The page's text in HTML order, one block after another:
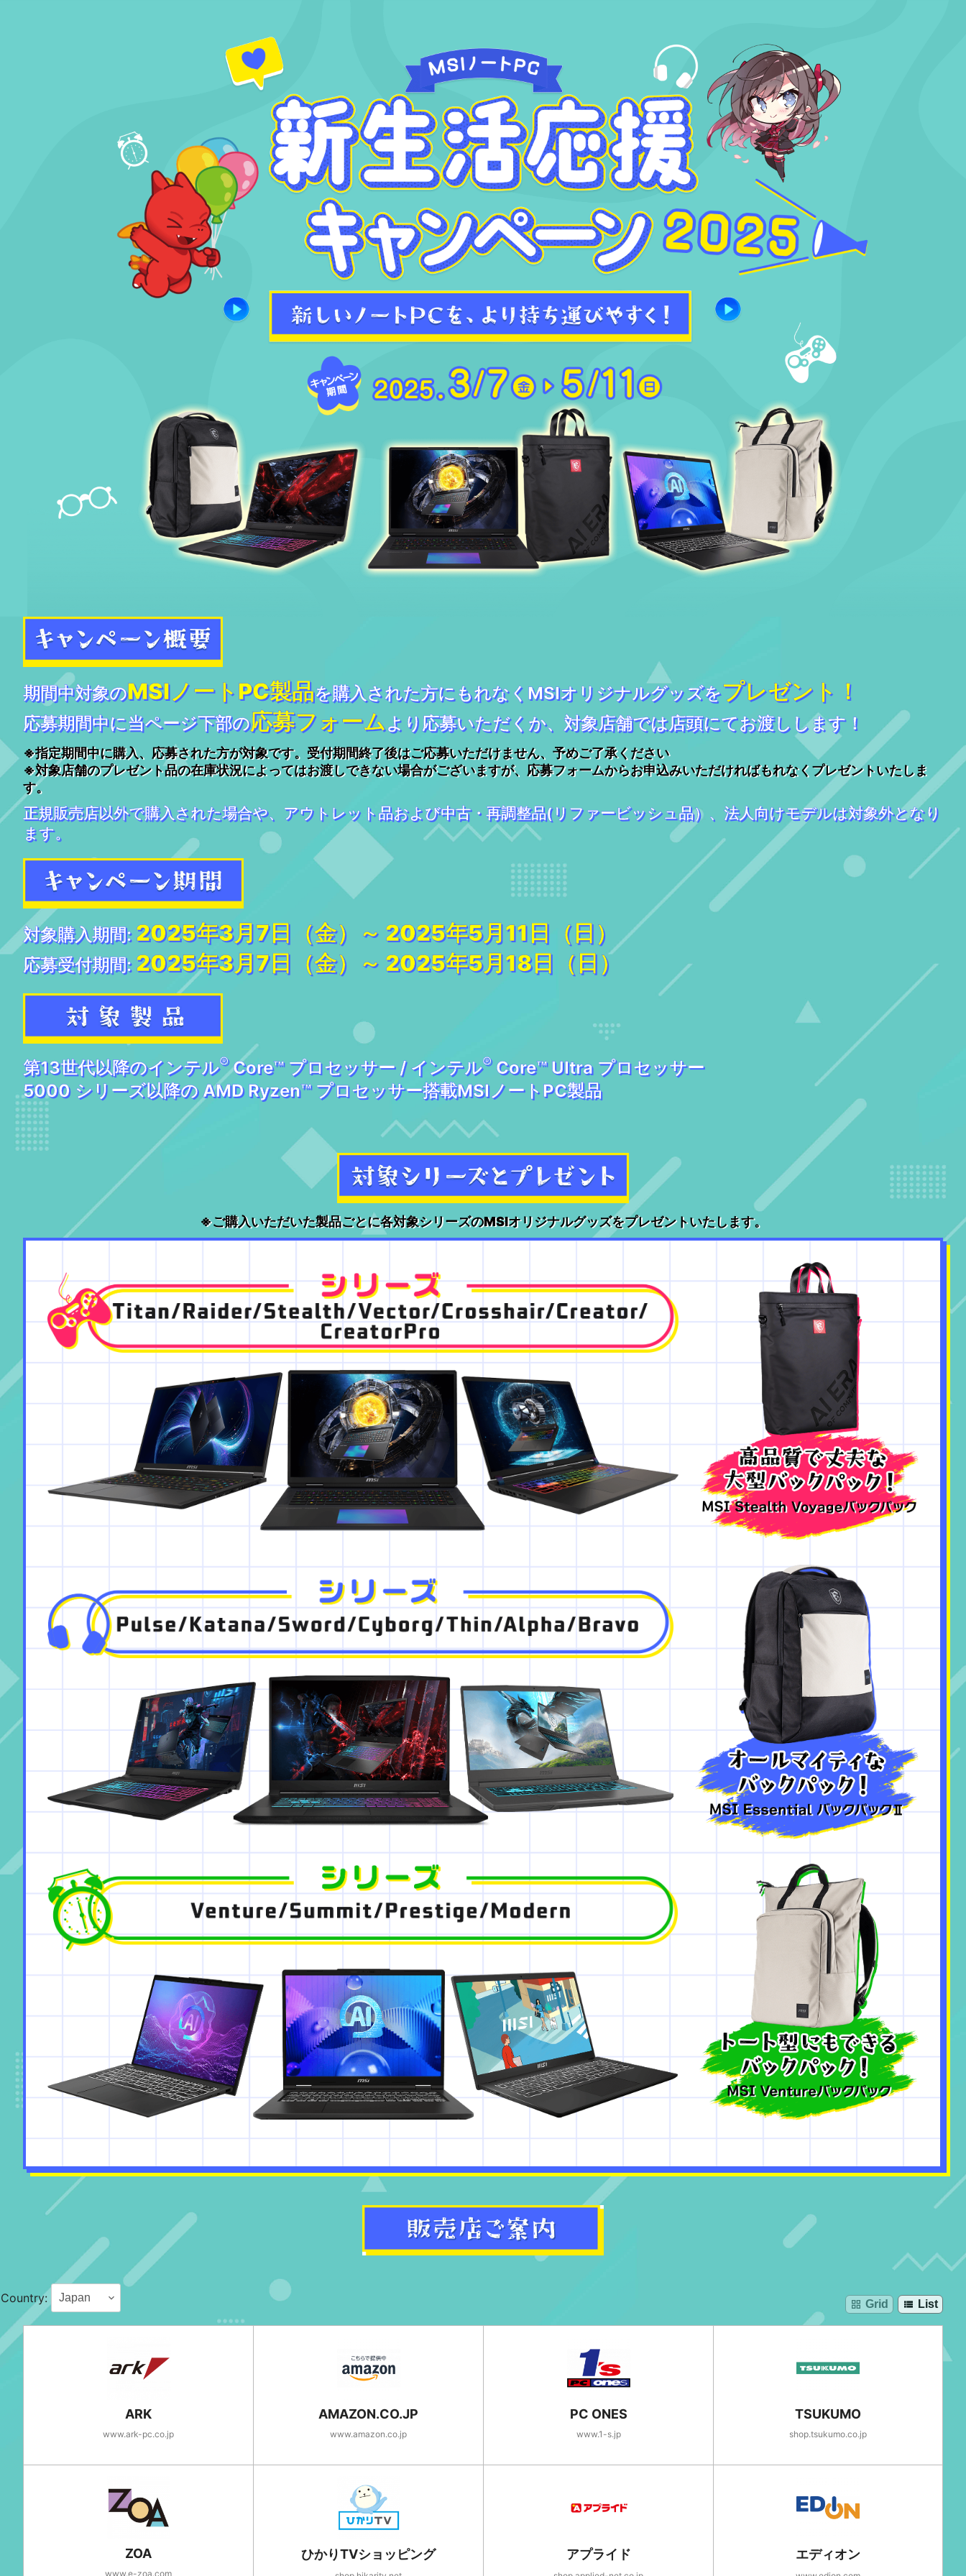
期間中対象のMSIノートPC製品を購入された方にもれなくMSIオリジナルグッズをプレゼント！
応募期間中に当ページ下部の応募フォームより応募いただくか、対象店舗では店頭にてお渡しします！
※指定期間中に購入、応募された方が対象です。受付期間終了後はご応募いただけません、予めご了承ください
※対象店舗のプレゼント品の在庫状況によってはお渡しできない場合がございますが、応募フォームからお申込みいただければもれなくプレゼントいたしま
す。
正規販売店以外で購入された場合や、アウトレット品および中古・再調整品(リファービッシュ品）、法人向けモデルは対象外となり
ます。
対象購入期間: 2025年3月7日（金）～ 2025年5月11日（日）
応募受付期間: 2025年3月7日（金）～ 2025年5月18日（日）
第13世代以降のインテル®Core™ プロセッサー / インテル®Core™ Ultra プロセッサー
5000 シリーズ以降の AMD Ryzen™ プロセッサー搭載MSIノートPC製品
※ご購入いただいた製品ごとに各対象シリーズのMSIオリジナルグッズをプレゼントいたします。
Country: grid_view Grid view_list List
ARK
www.ark-pc.co.jp
AMAZON.CO.JP
www.amazon.co.jp
PC ONES
www.1-s.jp
TSUKUMO
shop.tsukumo.co.jp
ZOA
www.e-zoa.com
ひかりTVショッピング アプライド エディオン